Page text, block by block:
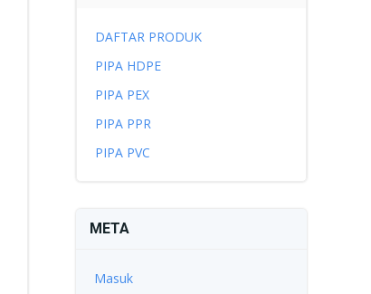
DAFTAR PRODUK
PIPA HDPE
PIPA PEX
PIPA PPR
PIPA PVC
META
Masuk